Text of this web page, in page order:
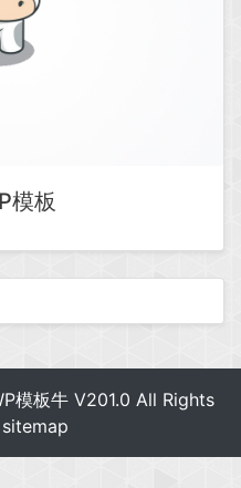
模板
模板牛V201.0 All Rights
sitemap